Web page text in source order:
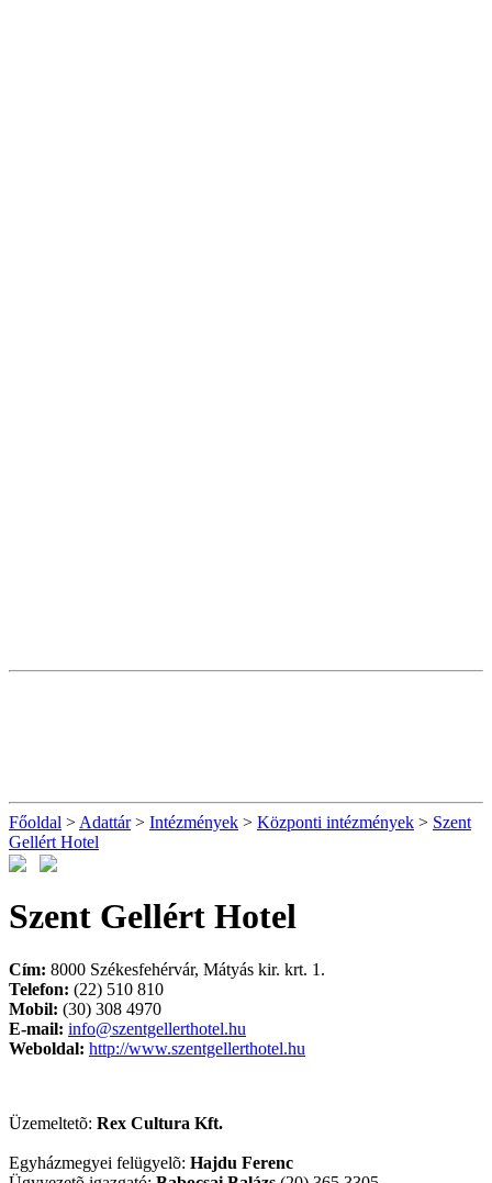
Főoldal > Adattár> Intézmények > Központi intézmények > Szent
Gellért Hotel
Szent Gellért Hotel
Cím: 8000 Székesfehérvár, Mátyás kir. krt. 1.
Telefon: (22) 510 810
Mobil: (30) 308 4970
E-mail: info@szentgellerthotel.hu
Weboldal: http://www.szentgellerthotel.hu
Üzemeltetõ: Rex Cultura Kft.
Egyházmegyei felügyelõ: Hajdu Ferenc